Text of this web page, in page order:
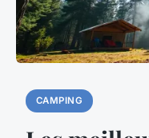
CAMPING